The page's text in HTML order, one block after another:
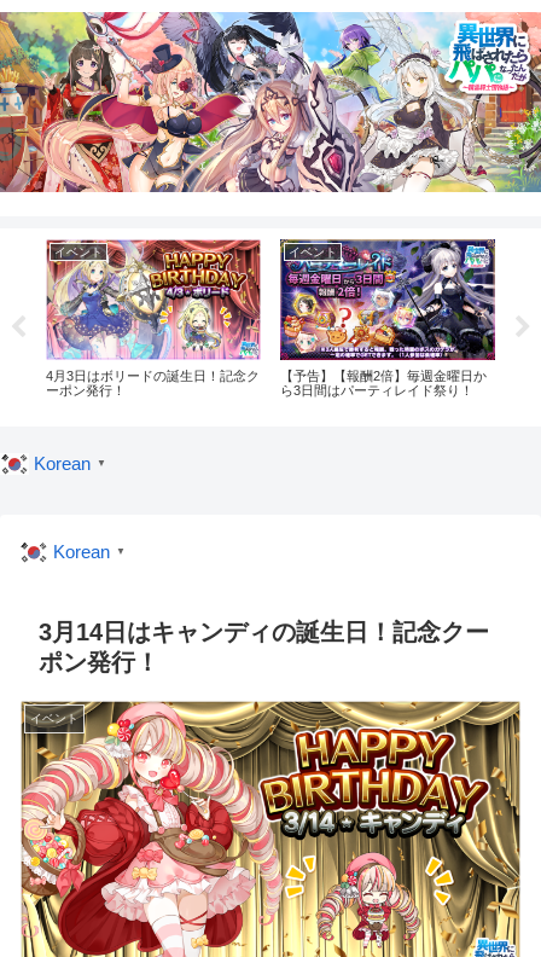
イベント
4月3日はボリードの誕生日！記念ク
ーポン発行！
イベント
【予告】【報酬2倍】毎週金曜日か
ら3日間はパーティレイド祭り！
Korean ▼
Korean ▼
3月14日はキャンディの誕生日！記念クー
ポン発行！
イベント